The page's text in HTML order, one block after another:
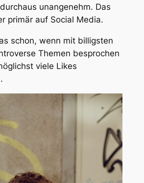
unangenehm. Das
primär auf Social Media.
schon, wenn mit billigsten
Themen besprochen
viele Likes